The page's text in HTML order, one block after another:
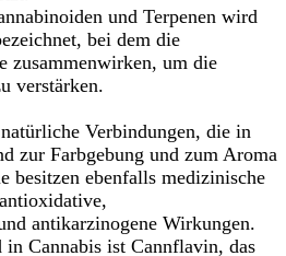
und Terpenen wird
bei dem die
zusammenwirken, um die
verstärken.
Verbindungen, die in
zur Farbgebung und zum Aroma
besitzen ebenfalls medizinische
antikarzinogene Wirkungen.
Cannabis ist Cannflavin, das